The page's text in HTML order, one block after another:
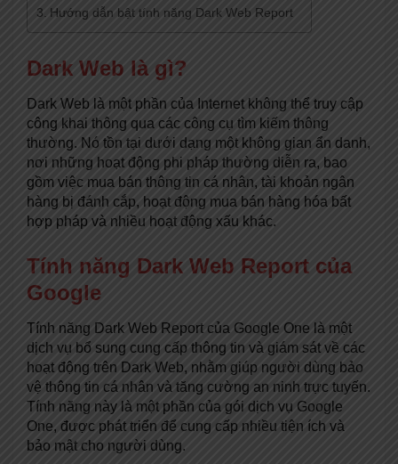
Hướng dẫn bật tính năng Dark Web Report
Dark Web là gì?
Dark Web là một phần của Internet không thể truy cập
công khai thông qua các công cụ tìm kiếm thông
thường. Nó tồn tại dưới dạng một không gian ẩn danh,
nơi những hoạt động phi pháp thường diễn ra, bao
gồm việc mua bán thông tin cá nhân, tài khoản ngân
hàng bị đánh cắp, hoạt động mua bán hàng hóa bất
hợp pháp và nhiều hoạt động xấu khác.
Tính năng Dark Web Report của
Google
Tính năng Dark Web Report của Google One là một
dịch vụ bổ sung cung cấp thông tin và giám sát về các
hoạt động trên Dark Web, nhằm giúp người dùng bảo
vệ thông tin cá nhân và tăng cường an ninh trực tuyến.
Tính năng này là một phần của gói dịch vụ Google
One, được phát triển để cung cấp nhiều tiện ích và
bảo mật cho người dùng.